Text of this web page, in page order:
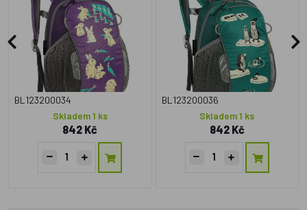
BL123200034
Skladem 1 ks
842 Kč
BL123200036
Skladem 1 ks
842 Kč